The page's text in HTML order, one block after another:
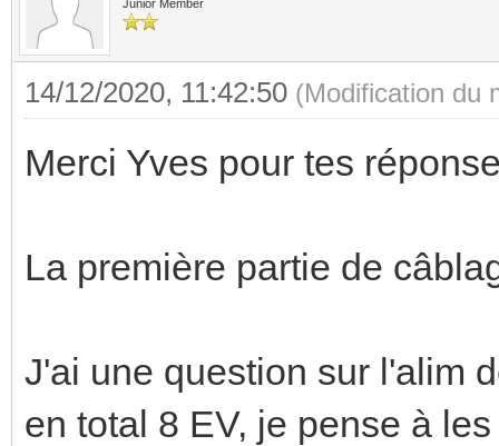
Junior Member
14/12/2020, 11:42:50 (Modification du
Merci Yves pour tes
La première partie de
J'ai une question sur l'alim
en total 8 EV, je pense à